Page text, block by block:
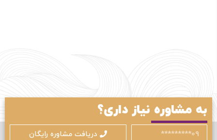
به مشاوره نیاز داری؟
دریافت مشاوره رایگان
مرا به خاطر بسپار